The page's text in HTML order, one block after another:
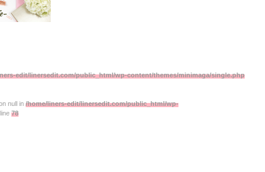
edit/linersedit.com/public_html/wp-content/themes/minimaga/single.php
null in /home/liners-edit/linersedit.com/public_html/wp-
78